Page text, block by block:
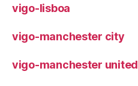
vigo-lisboa
vigo-manchester city
vigo-manchester united